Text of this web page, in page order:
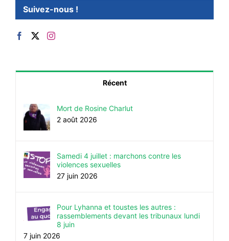
Suivez-nous !
Récent
Mort de Rosine Charlut
2 août 2026
Samedi 4 juillet : marchons contre les
violences sexuelles
27 juin 2026
Pour Lyhanna et toustes les autres :
rassemblements devant les tribunaux lundi
8 juin
7 juin 2026